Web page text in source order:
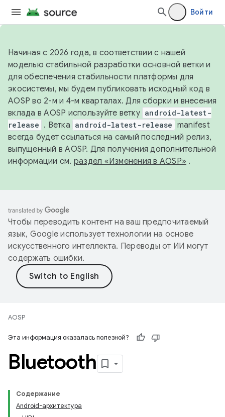
Войти
Начиная с 2026 года, в соответствии с нашей
моделью стабильной разработки основной ветки и
для обеспечения стабильности платформы для
экосистемы, мы будем публиковать исходный код в
AOSP во 2-м и 4-м кварталах. Для сборки и внесения
вклада в AOSP используйте ветку android-latest-
release . Ветка android-latest-release manifest
всегда будет ссылаться на самый последний релиз,
выпущенный в AOSP. Для получения дополнительной
информации см. раздел «Изменения в AOSP» .
Чтобы переводить контент на ваш предпочитаемый
язык, Google использует технологии на основе
искусственного интеллекта. Переводы от ИИ могут
содержать ошибки.
AOSP
Эта информация оказалась полезной?
Bluetooth
Содержание
Android-архитектура